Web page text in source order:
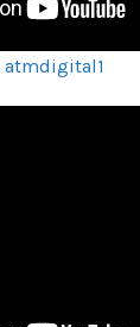
atmdigital1